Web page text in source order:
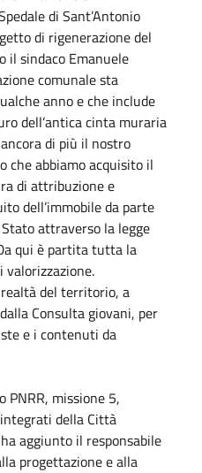
di Sant’Antonio
di rigenerazione del
il sindaco Emanuele
comunale sta
anno e che include
dell’antica cinta muraria
di più il nostro
che abbiamo acquisito il
di attribuzione e
dell’immobile da parte
attraverso la legge
qui è partita tutta la
valorizzazione.
del territorio, a
Consulta giovani, per
e i contenuti da
PNRR, missione 5,
della Città
aggiunto il responsabile
progettazione e alla